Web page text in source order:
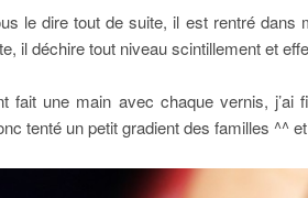
le dire tout de suite, il est rentré dans
il déchire tout niveau scintillement et
fait une main avec chaque vernis,
tenté un petit gradient des familles ^^